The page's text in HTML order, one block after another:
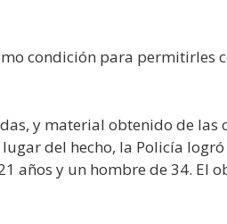
condición para permitirles
y material obtenido de las
del hecho, la Policía
años y un hombre de 34. El